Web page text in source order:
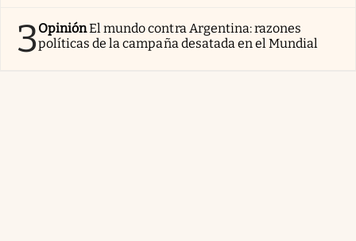
3OpiniónEl mundo contra Argentina: razones
políticas de la campaña desatada en el Mundial